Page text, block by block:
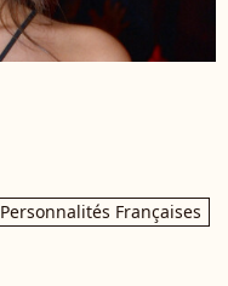
Personnalités Françaises